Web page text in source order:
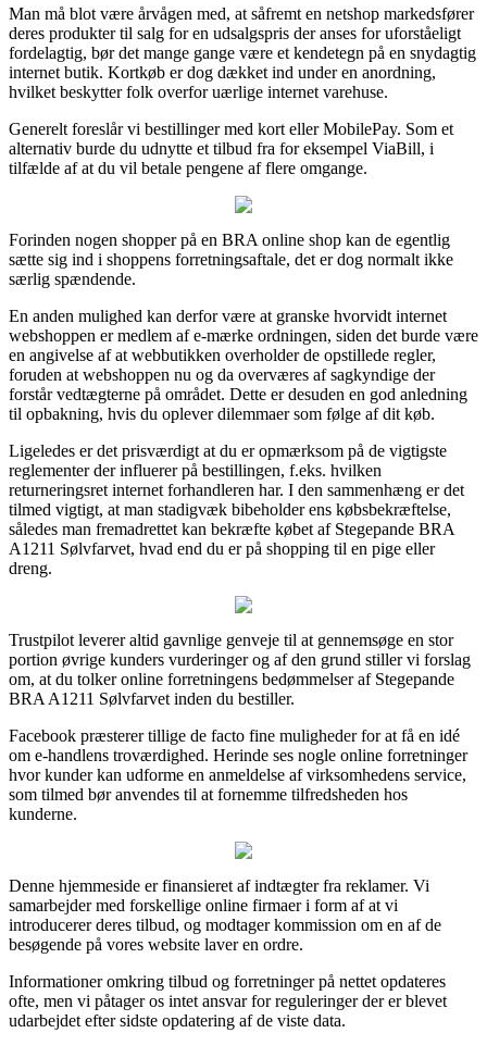
Man må blot være årvågen med, at såfremt en netshop markedsfører
deres produkter til salg for en udsalgspris der anses for uforståeligt
fordelagtig, bør det mange gange være et kendetegn på en snydagtig
internet butik. Kortkøb er dog dækket ind under en anordning,
hvilket beskytter folk overfor uærlige internet varehuse.
Generelt foreslår vi bestillinger med kort eller MobilePay. Som et
alternativ burde du udnytte et tilbud fra for eksempel ViaBill, i
tilfælde af at du vil betale pengene af flere omgange.
Forinden nogen shopper på en BRA online shop kan de egentlig
sætte sig ind i shoppens forretningsaftale, det er dog normalt ikke
særlig spændende.
En anden mulighed kan derfor være at granske hvorvidt internet
webshoppen er medlem af e-mærke ordningen, siden det burde være
en angivelse af at webbutikken overholder de opstillede regler,
foruden at webshoppen nu og da overværes af sagkyndige der
forstår vedtægterne på området. Dette er desuden en god anledning
til opbakning, hvis du oplever dilemmaer som følge af dit køb.
Ligeledes er det prisværdigt at du er opmærksom på de vigtigste
reglementer der influerer på bestillingen, f.eks. hvilken
returneringsret internet forhandleren har. I den sammenhæng er det
tilmed vigtigt, at man stadigvæk bibeholder ens købsbekræftelse,
således man fremadrettet kan bekræfte købet af Stegepande BRA
A1211 Sølvfarvet, hvad end du er på shopping til en pige eller
dreng.
Trustpilot leverer altid gavnlige genveje til at gennemsøge en stor
portion øvrige kunders vurderinger og af den grund stiller vi forslag
om, at du tolker online forretningens bedømmelser af Stegepande
BRA A1211 Sølvfarvet inden du bestiller.
Facebook præsterer tillige de facto fine muligheder for at få en idé
om e-handlens troværdighed. Herinde ses nogle online forretninger
hvor kunder kan udforme en anmeldelse af virksomhedens service,
som tilmed bør anvendes til at fornemme tilfredsheden hos
kunderne.
Denne hjemmeside er finansieret af indtægter fra reklamer. Vi
samarbejder med forskellige online firmaer i form af at vi
introducerer deres tilbud, og modtager kommission om en af de
besøgende på vores website laver en ordre.
Informationer omkring tilbud og forretninger på nettet opdateres
ofte, men vi påtager os intet ansvar for reguleringer der er blevet
udarbejdet efter sidste opdatering af de viste data.